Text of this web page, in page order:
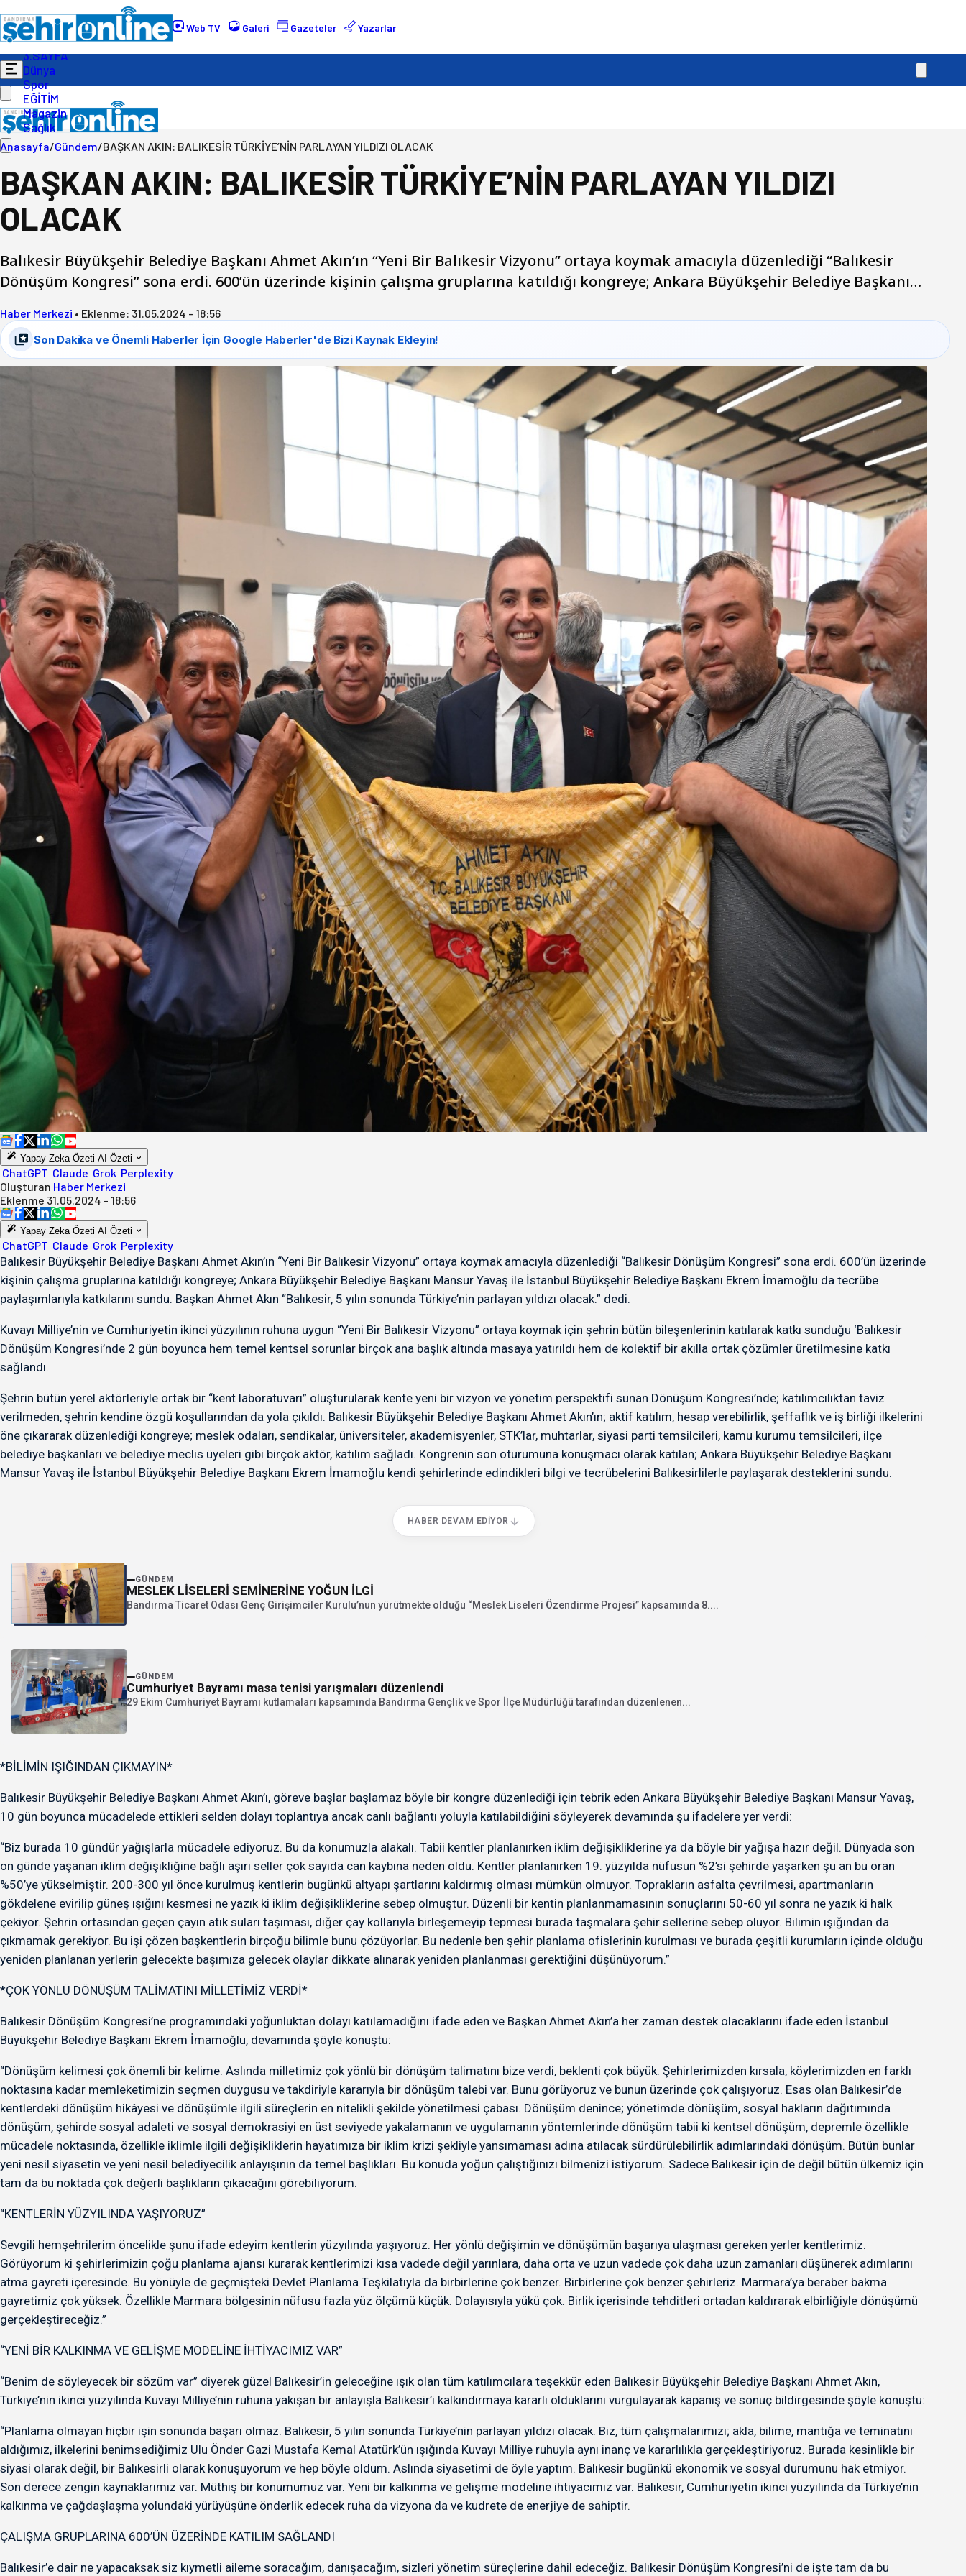
Web TV Galeri Gazeteler Yazarlar
Gündem
Ekonomi
Politika
3.SAYFA
Dünya
Spor
EĞİTİM
Magazin
Sağlık
Anasayfa/Gündem/BAŞKAN AKIN: BALIKESİR TÜRKİYE’NİN PARLAYAN YILDIZI OLACAK
BAŞKAN AKIN: BALIKESİR TÜRKİYE’NİN PARLAYAN YILDIZI
OLACAK
Balıkesir Büyükşehir Belediye Başkanı Ahmet Akın’ın “Yeni Bir Balıkesir Vizyonu” ortaya koymak amacıyla düzenlediği “Balıkesir
Dönüşüm Kongresi” sona erdi. 600’ün üzerinde kişinin çalışma gruplarına katıldığı kongreye; Ankara Büyükşehir Belediye Başkanı…
Haber Merkezi • Eklenme: 31.05.2024 - 18:56
Son Dakika ve Önemli Haberler İçin Google Haberler'de Bizi Kaynak Ekleyin!
Yapay Zeka Özeti AI Özeti
ChatGPT Claude Grok Perplexity
Oluşturan Haber Merkezi
Eklenme 31.05.2024 - 18:56
Yapay Zeka Özeti AI Özeti
ChatGPT Claude Grok Perplexity
Balıkesir Büyükşehir Belediye Başkanı Ahmet Akın’ın “Yeni Bir Balıkesir Vizyonu” ortaya koymak amacıyla düzenlediği “Balıkesir Dönüşüm Kongresi” sona erdi. 600’ün üzerinde
kişinin çalışma gruplarına katıldığı kongreye; Ankara Büyükşehir Belediye Başkanı Mansur Yavaş ile İstanbul Büyükşehir Belediye Başkanı Ekrem İmamoğlu da tecrübe
paylaşımlarıyla katkılarını sundu. Başkan Ahmet Akın “Balıkesir, 5 yılın sonunda Türkiye’nin parlayan yıldızı olacak.” dedi.
Kuvayı Milliye’nin ve Cumhuriyetin ikinci yüzyılının ruhuna uygun “Yeni Bir Balıkesir Vizyonu” ortaya koymak için şehrin bütün bileşenlerinin katılarak katkı sunduğu ‘Balıkesir
Dönüşüm Kongresi’nde 2 gün boyunca hem temel kentsel sorunlar birçok ana başlık altında masaya yatırıldı hem de kolektif bir akılla ortak çözümler üretilmesine katkı
sağlandı.
Şehrin bütün yerel aktörleriyle ortak bir “kent laboratuvarı” oluşturularak kente yeni bir vizyon ve yönetim perspektifi sunan Dönüşüm Kongresi’nde; katılımcılıktan taviz
verilmeden, şehrin kendine özgü koşullarından da yola çıkıldı. Balıkesir Büyükşehir Belediye Başkanı Ahmet Akın’ın; aktif katılım, hesap verebilirlik, şeffaflık ve iş birliği ilkelerini
öne çıkararak düzenlediği kongreye; meslek odaları, sendikalar, üniversiteler, akademisyenler, STK’lar, muhtarlar, siyasi parti temsilcileri, kamu kurumu temsilcileri, ilçe
belediye başkanları ve belediye meclis üyeleri gibi birçok aktör, katılım sağladı. Kongrenin son oturumuna konuşmacı olarak katılan; Ankara Büyükşehir Belediye Başkanı
Mansur Yavaş ile İstanbul Büyükşehir Belediye Başkanı Ekrem İmamoğlu kendi şehirlerinde edindikleri bilgi ve tecrübelerini Balıkesirlilerle paylaşarak desteklerini sundu.
HABER DEVAM EDIYOR
GÜNDEM
MESLEK LİSELERİ SEMİNERİNE YOĞUN İLGİ
Bandırma Ticaret Odası Genç Girişimciler Kurulu’nun yürütmekte olduğu “Meslek Liseleri Özendirme Projesi” kapsamında 8....
GÜNDEM
Cumhuriyet Bayramı masa tenisi yarışmaları düzenlendi
29 Ekim Cumhuriyet Bayramı kutlamaları kapsamında Bandırma Gençlik ve Spor İlçe Müdürlüğü tarafından düzenlenen...
*BİLİMİN IŞIĞINDAN ÇIKMAYIN*
Balıkesir Büyükşehir Belediye Başkanı Ahmet Akın’ı, göreve başlar başlamaz böyle bir kongre düzenlediği için tebrik eden Ankara Büyükşehir Belediye Başkanı Mansur Yavaş,
10 gün boyunca mücadelede ettikleri selden dolayı toplantıya ancak canlı bağlantı yoluyla katılabildiğini söyleyerek devamında şu ifadelere yer verdi:
“Biz burada 10 gündür yağışlarla mücadele ediyoruz. Bu da konumuzla alakalı. Tabii kentler planlanırken iklim değişikliklerine ya da böyle bir yağışa hazır değil. Dünyada son
on günde yaşanan iklim değişikliğine bağlı aşırı seller çok sayıda can kaybına neden oldu. Kentler planlanırken 19. yüzyılda nüfusun %2’si şehirde yaşarken şu an bu oran
%50’ye yükselmiştir. 200-300 yıl önce kurulmuş kentlerin bugünkü altyapı şartlarını kaldırmış olması mümkün olmuyor. Toprakların asfalta çevrilmesi, apartmanların
gökdelene evirilip güneş ışığını kesmesi ne yazık ki iklim değişikliklerine sebep olmuştur. Düzenli bir kentin planlanmamasının sonuçlarını 50-60 yıl sonra ne yazık ki halk
çekiyor. Şehrin ortasından geçen çayın atık suları taşıması, diğer çay kollarıyla birleşemeyip tepmesi burada taşmalara şehir sellerine sebep oluyor. Bilimin ışığından da
çıkmamak gerekiyor. Bu işi çözen başkentlerin birçoğu bilimle bunu çözüyorlar. Bu nedenle ben şehir planlama ofislerinin kurulması ve burada çeşitli kurumların içinde olduğu
yeniden planlanan yerlerin gelecekte başımıza gelecek olaylar dikkate alınarak yeniden planlanması gerektiğini düşünüyorum.”
*ÇOK YÖNLÜ DÖNÜŞÜM TALİMATINI MİLLETİMİZ VERDİ*
Balıkesir Dönüşüm Kongresi’ne programındaki yoğunluktan dolayı katılamadığını ifade eden ve Başkan Ahmet Akın’a her zaman destek olacaklarını ifade eden İstanbul
Büyükşehir Belediye Başkanı Ekrem İmamoğlu, devamında şöyle konuştu:
“Dönüşüm kelimesi çok önemli bir kelime. Aslında milletimiz çok yönlü bir dönüşüm talimatını bize verdi, beklenti çok büyük. Şehirlerimizden kırsala, köylerimizden en farklı
noktasına kadar memleketimizin seçmen duygusu ve takdiriyle kararıyla bir dönüşüm talebi var. Bunu görüyoruz ve bunun üzerinde çok çalışıyoruz. Esas olan Balıkesir’de
kentlerdeki dönüşüm hikâyesi ve dönüşümle ilgili süreçlerin en nitelikli şekilde yönetilmesi çabası. Dönüşüm denince; yönetimde dönüşüm, sosyal hakların dağıtımında
dönüşüm, şehirde sosyal adaleti ve sosyal demokrasiyi en üst seviyede yakalamanın ve uygulamanın yöntemlerinde dönüşüm tabii ki kentsel dönüşüm, depremle özellikle
mücadele noktasında, özellikle iklimle ilgili değişikliklerin hayatımıza bir iklim krizi şekliyle yansımaması adına atılacak sürdürülebilirlik adımlarındaki dönüşüm. Bütün bunlar
yeni nesil siyasetin ve yeni nesil belediyecilik anlayışının da temel başlıkları. Bu konuda yoğun çalıştığınızı bilmenizi istiyorum. Sadece Balıkesir için de değil bütün ülkemiz için
tam da bu noktada çok değerli başlıkların çıkacağını görebiliyorum.
“KENTLERİN YÜZYILINDA YAŞIYORUZ”
Sevgili hemşehrilerim öncelikle şunu ifade edeyim kentlerin yüzyılında yaşıyoruz. Her yönlü değişimin ve dönüşümün başarıya ulaşması gereken yerler kentlerimiz.
Görüyorum ki şehirlerimizin çoğu planlama ajansı kurarak kentlerimizi kısa vadede değil yarınlara, daha orta ve uzun vadede çok daha uzun zamanları düşünerek adımlarını
atma gayreti içeresinde. Bu yönüyle de geçmişteki Devlet Planlama Teşkilatıyla da birbirlerine çok benzer. Birbirlerine çok benzer şehirleriz. Marmara’ya beraber bakma
gayretimiz çok yüksek. Özellikle Marmara bölgesinin nüfusu fazla yüz ölçümü küçük. Dolayısıyla yükü çok. Birlik içerisinde tehditleri ortadan kaldırarak elbirliğiyle dönüşümü
gerçekleştireceğiz.”
“YENİ BİR KALKINMA VE GELİŞME MODELİNE İHTİYACIMIZ VAR”
“Benim de söyleyecek bir sözüm var” diyerek güzel Balıkesir’in geleceğine ışık olan tüm katılımcılara teşekkür eden Balıkesir Büyükşehir Belediye Başkanı Ahmet Akın,
Türkiye’nin ikinci yüzyılında Kuvayı Milliye’nin ruhuna yakışan bir anlayışla Balıkesir’i kalkındırmaya kararlı olduklarını vurgulayarak kapanış ve sonuç bildirgesinde şöyle konuştu:
“Planlama olmayan hiçbir işin sonunda başarı olmaz. Balıkesir, 5 yılın sonunda Türkiye’nin parlayan yıldızı olacak. Biz, tüm çalışmalarımızı; akla, bilime, mantığa ve teminatını
aldığımız, ilkelerini benimsediğimiz Ulu Önder Gazi Mustafa Kemal Atatürk’ün ışığında Kuvayı Milliye ruhuyla aynı inanç ve kararlılıkla gerçekleştiriyoruz. Burada kesinlikle bir
siyasi olarak değil, bir Balıkesirli olarak konuşuyorum ve hep böyle oldum. Aslında siyasetimi de öyle yaptım. Balıkesir bugünkü ekonomik ve sosyal durumunu hak etmiyor.
Son derece zengin kaynaklarımız var. Müthiş bir konumumuz var. Yeni bir kalkınma ve gelişme modeline ihtiyacımız var. Balıkesir, Cumhuriyetin ikinci yüzyılında da Türkiye’nin
kalkınma ve çağdaşlaşma yolundaki yürüyüşüne önderlik edecek ruha da vizyona da ve kudrete de enerjiye de sahiptir.
ÇALIŞMA GRUPLARINA 600’ÜN ÜZERİNDE KATILIM SAĞLANDI
Balıkesir’e dair ne yapacaksak siz kıymetli aileme soracağım, danışacağım, sizleri yönetim süreçlerine dahil edeceğiz. Balıkesir Dönüşüm Kongresi’ni de işte tam da bu